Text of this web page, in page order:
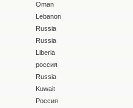
Oman
Lebanon
Russia
Russia
Liberia
россия
Russia
Kuwait
Россия